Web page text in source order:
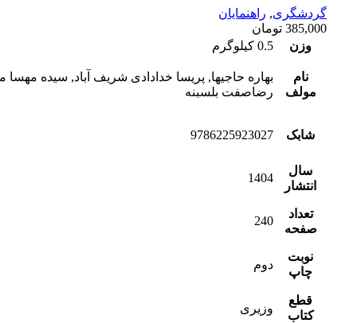
گردشگری, راهنمایان
385,000 تومان
وزن
0.5 کیلوگرم
نام
مولف
بهاره حاجیها, پریسا خدادادی شریف آباد, سیده
رضاصفت بلسبنه
شابک 9786225923027
سال
انتشار
1404
تعداد
صفحه
240
نوبت
چاپ
دوم
قطع
کتاب
وزیری